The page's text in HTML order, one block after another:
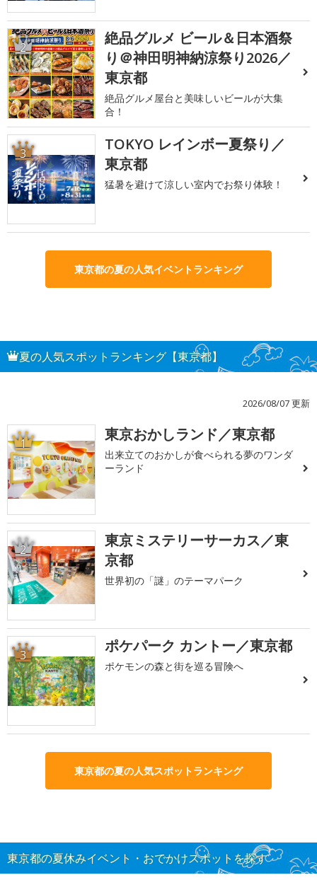
2
絶品グルメ ビール＆日本酒祭
り＠神田明神納涼祭り2026／
東京都
絶品グルメ屋台と美味しいビールが大集
合！
3
TOKYO レインボー夏祭り／
東京都
猛暑を避けて涼しい室内でお祭り体験！
東京都の夏の人気イベントランキング
夏の人気スポットランキング【東京都】
2026/08/07 更新
1 東京おかしランド／東京都
出来立てのおかしが食べられる夢のワンダ
ーランド
2
東京ミステリーサーカス／東
京都
世界初の「謎」のテーマパーク
3 ポケパーク カントー／東京都
ポケモンの森と街を巡る冒険へ
東京都の夏の人気スポットランキング
東京都の夏休みイベント・おでかけスポットを探す